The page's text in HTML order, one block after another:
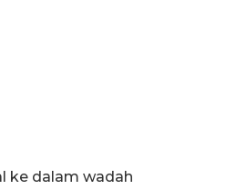
ke dalam wadah